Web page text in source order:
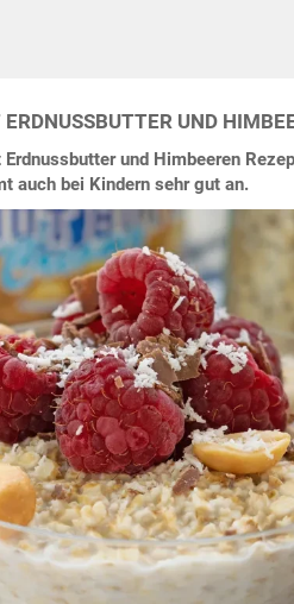
UND
und Himbeeren
auch bei Kindern sehr gut an.